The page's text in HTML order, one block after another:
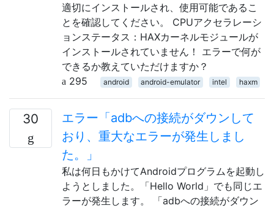
適切にインストールされ、使用可能であるこ
とを確認してください。 CPUアクセラレーシ
ョンステータス：HAXカーネルモジュールが
インストールされていません！ エラーで何が
できるか教えていただけますか？
295
android android-emulator intel haxm
30
エラー「adbへの接続がダウンして
おり、重大なエラーが発生しまし
た。」
私は何日もかけてAndroidプログラムを起動し
ようとしました。「Hello World」でも同じエ
ラーが発生します。 「adbへの接続がダウン